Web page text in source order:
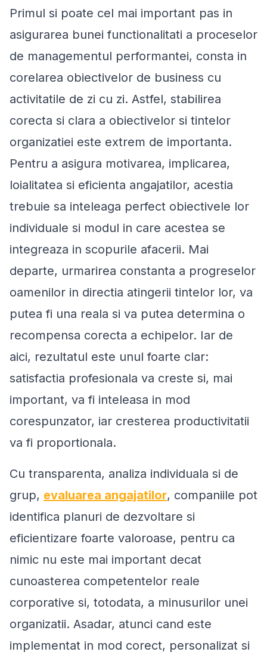
Primul si poate cel mai important pas in
asigurarea bunei functionalitati a proceselor
de managementul performantei, consta in
corelarea obiectivelor de business cu
activitatile de zi cu zi. Astfel, stabilirea
corecta si clara a obiectivelor si tintelor
organizatiei este extrem de importanta.
Pentru a asigura motivarea, implicarea,
loialitatea si eficienta angajatilor, acestia
trebuie sa inteleaga perfect obiectivele lor
individuale si modul in care acestea se
integreaza in scopurile afacerii. Mai
departe, urmarirea constanta a progreselor
oamenilor in directia atingerii tintelor lor, va
putea fi una reala si va putea determina o
recompensa corecta a echipelor. Iar de
aici, rezultatul este unul foarte clar:
satisfactia profesionala va creste si, mai
important, va fi inteleasa in mod
corespunzator, iar cresterea productivitatii
va fi proportionala.
Cu transparenta, analiza individuala si de
grup, evaluarea angajatilor, companiile pot
identifica planuri de dezvoltare si
eficientizare foarte valoroase, pentru ca
nimic nu este mai important decat
cunoasterea competentelor reale
corporative si, totodata, a minusurilor unei
organizatii. Asadar, atunci cand este
implementat in mod corect, personalizat si